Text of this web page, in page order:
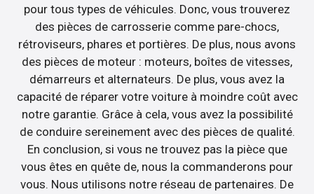
pour tous types de véhicules. Donc, vous trouverez
des pièces de carrosserie comme pare-chocs,
rétroviseurs, phares et portières. De plus, nous avons
des pièces de moteur : moteurs, boîtes de vitesses,
démarreurs et alternateurs. De plus, vous avez la
capacité de réparer votre voiture à moindre coût avec
notre garantie. Grâce à cela, vous avez la possibilité
de conduire sereinement avec des pièces de qualité.
En conclusion, si vous ne trouvez pas la pièce que
vous êtes en quête de, nous la commanderons pour
vous. Nous utilisons notre réseau de partenaires. De